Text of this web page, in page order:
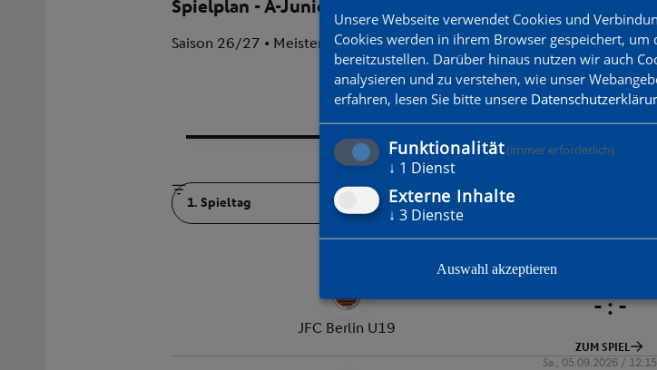
Unsere Webseite verwendet Cookies und
Cookies werden in ihrem Browser gespeichert,
bereitzustellen. Darüber hinaus nutzen wir auch
analysieren und zu verstehen, wie unser
erfahren, lesen Sie bitte unsere
Funktionalität(immer erforderlich)
↓ 1 Dienst
Externe Inhalte
↓ 3 Dienste
Auswahl akzeptieren